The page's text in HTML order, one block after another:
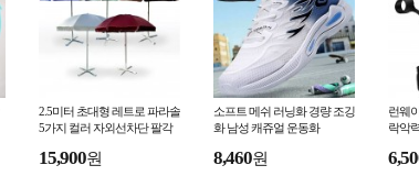
2.5미터 초대형 레트로 파라솔
5가지 컬러 자외선차단 팔각
커피숍 카페 파
15,900원
소프트 메쉬 러닝화 경량 조깅
화 남성 캐쥬얼 운동화
8,460원
런웨
락악
동